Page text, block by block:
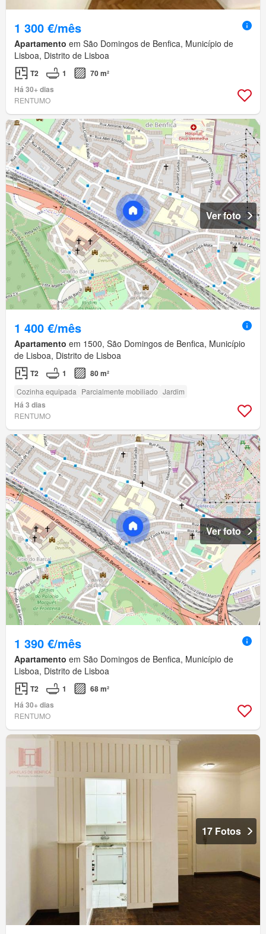
1 300 €/mês
Apartamento em São Domingos de Benfica, Município de
Lisboa, Distrito de Lisboa
T2 1
70 m²
Há 30+ dias
RENTUMO
Ver foto
1 400 €/mês
Apartamento em 1500, São Domingos de Benfica, Município
de Lisboa, Distrito de Lisboa
T2 1 80 m²
Cozinha equipada Parcialmente mobiliado Jardim
Há 3 dias
RENTUMO
Ver foto
1 390 €/mês
Apartamento em São Domingos de Benfica, Município de
Lisboa, Distrito de Lisboa
T2 1
68 m²
Há 30+ dias
RENTUMO
17 Fotos